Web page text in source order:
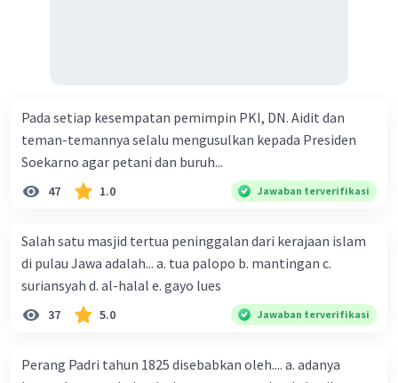
Pada setiap kesempatan pemimpin PKI, DN. Aidit dan
teman-temannya selalu mengusulkan kepada Presiden
Soekarno agar petani dan buruh...
47 1.0 Jawaban terverifikasi
Salah satu masjid tertua peninggalan dari kerajaan islam
di pulau Jawa adalah... a. tua palopo b. mantingan c.
suriansyah d. al-halal e. gayo lues
37 5.0 Jawaban terverifikasi
Perang Padri tahun 1825 disebabkan oleh.... a. adanya